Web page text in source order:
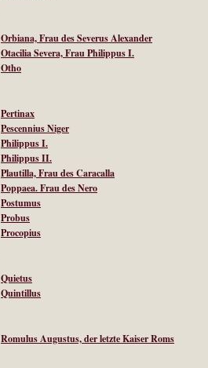
Orbiana, Frau des Severus Alexander
Otacilia Severa, Frau Philippus I.
Otho
Pertinax
Pescennius Niger
Philippus I.
Philippus II.
Plautilla, Frau des Caracalla
Poppaea. Frau des Nero
Postumus
Probus
Procopius
Quietus
Quintillus
Romulus Augustus, der letzte Kaiser Roms